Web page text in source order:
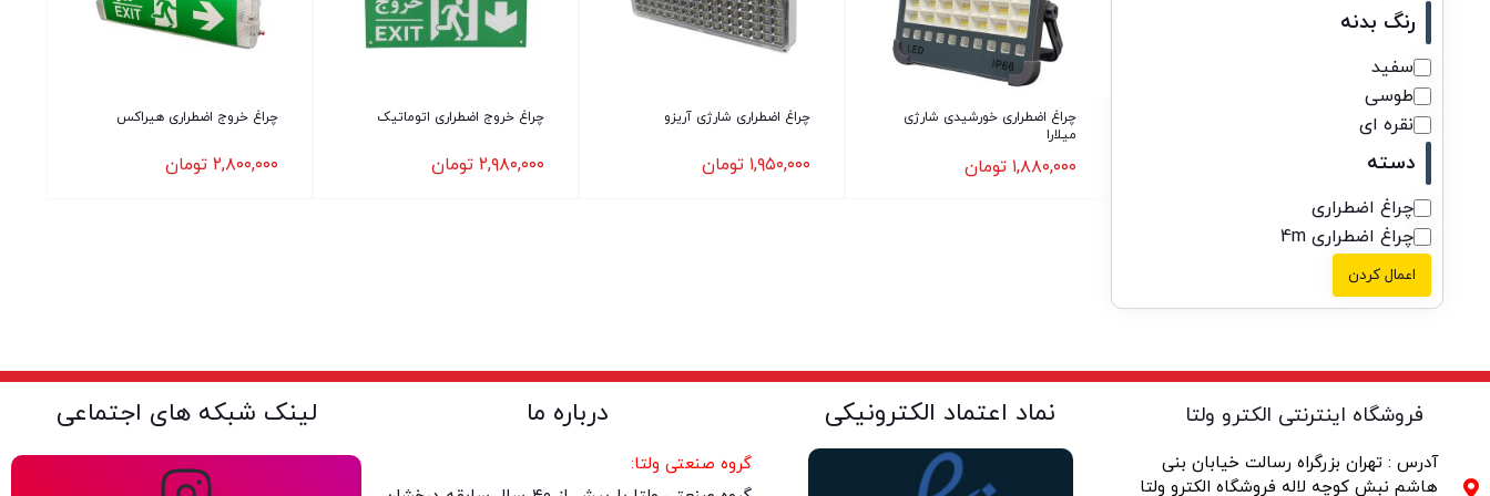
رنگ بدنه
سفید
طوسی
نقره ای
دسته
چراغ اضطراری
چراغ اضطراری 4m
اعمال کردن
چراغ اضطراری خورشیدی شارژی
میلارا
۱,۸۸۰,۰۰۰ تومان
چراغ اضطراری شارژی آریزو
۱,۹۵۰,۰۰۰ تومان
چراغ خروج اضطراری اتوماتیک
۲,۹۸۰,۰۰۰ تومان
چراغ خروج اضطراری هیراکس
۲,۸۰۰,۰۰۰ تومان
فروشگاه اینترنتی الکترو ولتا
آدرس : تهران بزرگراه رسالت خیابان بنی
هاشم نبش کوچه لاله فروشگاه الکترو ولتا
نماد اعتماد الکترونیکی درباره ما
گروه صنعتی ولتا:
لینک شبکه های اجتماعی